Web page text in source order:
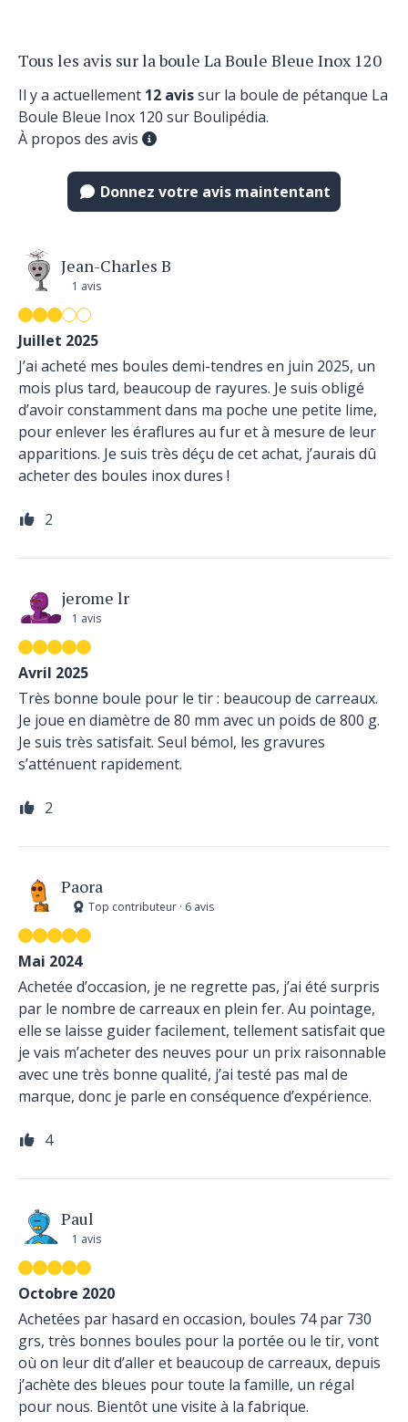
Tous les avis sur la boule La Boule Bleue Inox 120
Il y a actuellement 12 avissur la boule de pétanque La
Boule Bleue Inox 120 sur Boulipédia.
À propos des avis
Donnez votre avis maintentant
Jean-Charles B
1 avis
Juillet 2025
J’ai acheté mes boules demi-tendres en juin 2025, un
mois plus tard, beaucoup de rayures. Je suis obligé
d’avoir constamment dans ma poche une petite lime,
pour enlever les éraflures au fur et à mesure de leur
apparitions. Je suis très déçu de cet achat, j’aurais dû
acheter des boules inox dures !
2
jerome lr
1 avis
Avril 2025
Très bonne boule pour le tir : beaucoup de carreaux.
Je joue en diamètre de 80 mm avec un poids de 800 g.
Je suis très satisfait. Seul bémol, les gravures
s’atténuent rapidement.
2
Paora
Top contributeur · 6 avis
Mai 2024
Achetée d’occasion, je ne regrette pas, j’ai été surpris
par le nombre de carreaux en plein fer. Au pointage,
elle se laisse guider facilement, tellement satisfait que
je vais m’acheter des neuves pour un prix raisonnable
avec une très bonne qualité, j’ai testé pas mal de
marque, donc je parle en conséquence d’expérience.
4
Paul
1 avis
Octobre 2020
Achetées par hasard en occasion, boules 74 par 730
grs, très bonnes boules pour la portée ou le tir, vont
où on leur dit d’aller et beaucoup de carreaux, depuis
j’achète des bleues pour toute la famille, un régal
pour nous. Bientôt une visite à la fabrique.